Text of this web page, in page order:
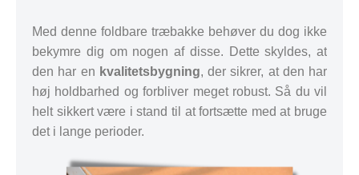
Med denne foldbare træbakke behøver du dog ikke
bekymre dig om nogen af disse. Dette skyldes, at
den har en kvalitetsbygning, der sikrer, at den har
høj holdbarhed og forbliver meget robust. Så du vil
helt sikkert være i stand til at fortsætte med at bruge
det i lange perioder.